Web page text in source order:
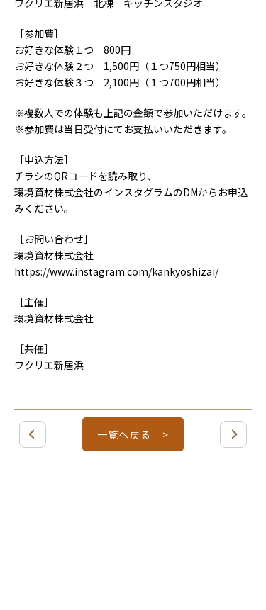
ワクリエ新居浜 北棟 キッチンスタジオ
［参加費］
お好きな体験１つ 800円
お好きな体験２つ 1,500円（１つ750円相当）
お好きな体験３つ 2,100円（１つ700円相当）
※複数人での体験も上記の金額で参加いただけます。
※参加費は当日受付にてお支払いいただきます。
［申込方法］
チラシのQRコードを読み取り、
環境資材株式会社のインスタグラムのDMからお申込
みください。
［お問い合わせ］
環境資材株式会社
https://www.instagram.com/kankyoshizai/
［主催］
環境資材株式会社
［共催］
ワクリエ新居浜
一覧へ戻る >